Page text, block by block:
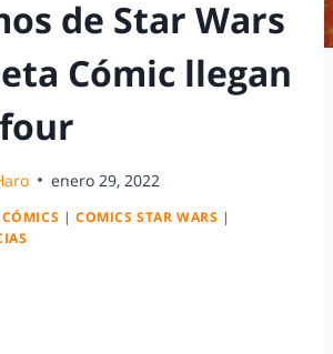
de Star Wars
Cómic llegan
enero 29, 2022
CÓMICS | COMICS STAR WARS |